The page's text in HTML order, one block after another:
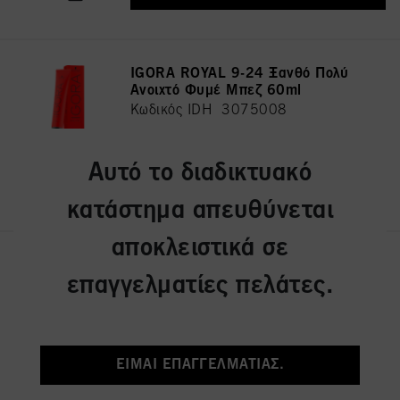
IGORA ROYAL 9-24 Ξανθό Πολύ
Ανοιχτό Φυμέ Μπεζ 60ml
Κωδικός IDH 3075008
ΕΓΓΡΑΦΉ ΚΑΙ ΑΓΟΡΆ
Μεσαίο Μπεζ Φυμέ 60ml
Αυτό το διαδικτυακό
κατάστημα απευθύνεται
αποκλειστικά σε
επαγγελματίες πελάτες.
ΕΊΜΑΙ ΕΠΑΓΓΕΛΜΑΤΊΑΣ.